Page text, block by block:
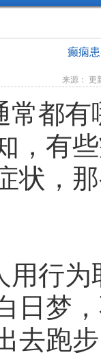
癫痫
来源：
常都有
，有
状，
用行
日梦
去跑